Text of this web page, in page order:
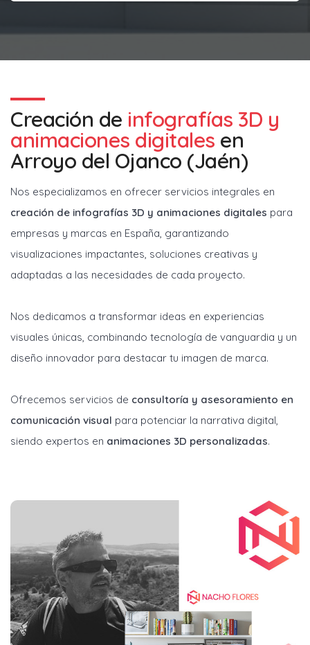
Creación de infografías 3D y
animaciones digitales en
Arroyo del Ojanco (Jaén)
Nos especializamos en ofrecer servicios integrales en
creación de infografías 3D y animaciones digitales para
empresas y marcas en España, garantizando
visualizaciones impactantes, soluciones creativas y
adaptadas a las necesidades de cada proyecto.
Nos dedicamos a transformar ideas en experiencias
visuales únicas, combinando tecnología de vanguardia y un
diseño innovador para destacar tu imagen de marca.
Ofrecemos servicios de consultoría y asesoramiento en
comunicación visual para potenciar la narrativa digital,
siendo expertos en animaciones 3D personalizadas.